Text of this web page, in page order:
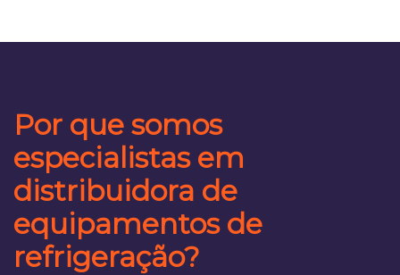
Por que somos
especialistas em
distribuidora de
equipamentos de
refrigeração?